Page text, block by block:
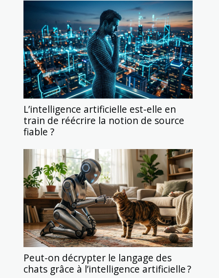
L’intelligence artificielle est-elle en
train de réécrire la notion de source
fiable ?
Peut-on décrypter le langage des
chats grâce à l’intelligence artificielle ?